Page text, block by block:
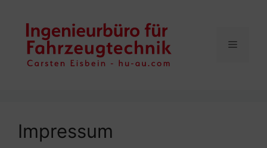
springen
Menü
Impressum